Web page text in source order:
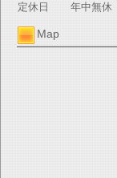
定休日
年中無休
Map